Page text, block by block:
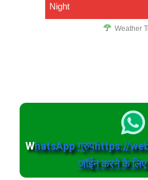
Night
Weather
WhatsApp ग्रुपhttps://
जॉईन करने के